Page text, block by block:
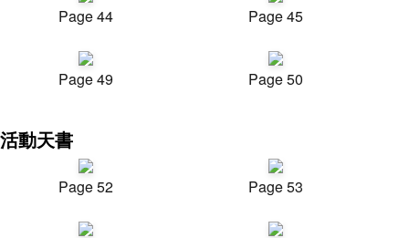
Page 44 Page 45
Page 49 Page 50
活動天書
Page 52 Page 53